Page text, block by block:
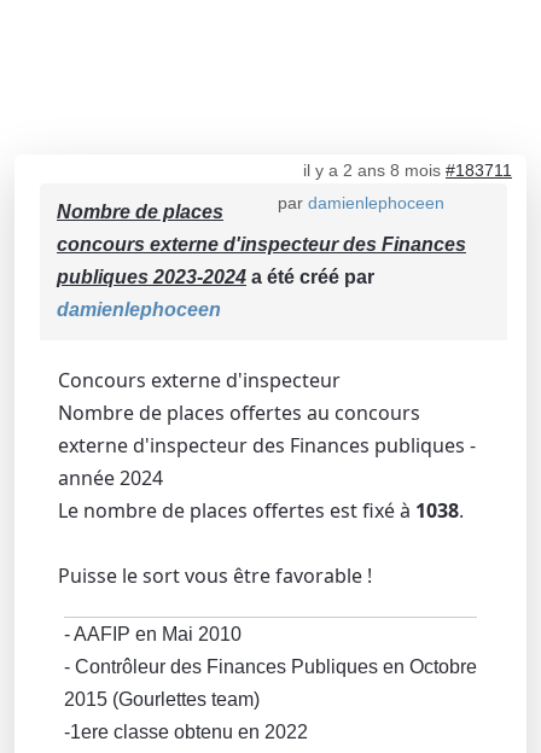
il y a 2 ans 8 mois #183711
par damienlephoceen
Nombre de places
concours externe d'inspecteur des Finances
publiques 2023-2024 a été créé par
damienlephoceen
Concours externe d'inspecteur
Nombre de places offertes au concours
externe d'inspecteur des Finances publiques -
année 2024
Le nombre de places offertes est fixé à 1038.
Puisse le sort vous être favorable !
- AAFIP en Mai 2010
- Contrôleur des Finances Publiques en Octobre
2015 (Gourlettes team)
-1ere classe obtenu en 2022